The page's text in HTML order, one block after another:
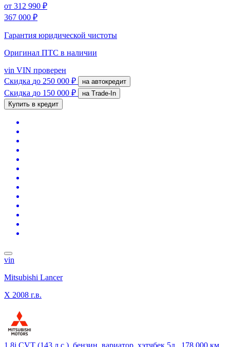
от 312 990 ₽
367 000 ₽
Гарантия юридической чистоты
Оригинал ПТС в наличии
vin VIN проверен
Скидка до 250 000 ₽ на автокредит
Скидка до 150 000 ₽
на Trade-In
Купить в кредит
vin
Mitsubishi Lancer
X 2008 г.в.
1.8i CVT (143 л.с.), бензин, вариатор, хэтчбек 5д., 178 000 км,